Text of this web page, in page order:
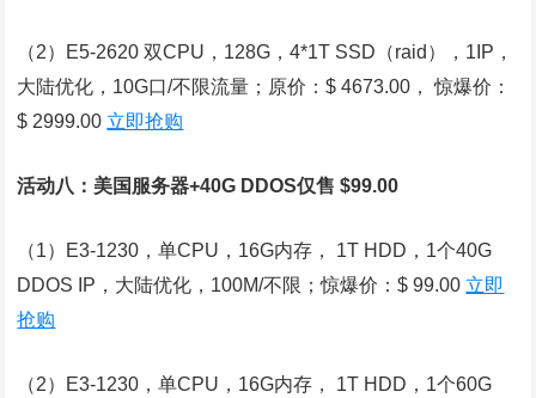
（2）E5-2620 双CPU，128G，4*1T SSD（raid），1IP，
大陆优化，10G口/不限流量；原价：$ 4673.00， 惊爆价：
$ 2999.00 立即抢购
活动八：美国服务器+40G DDOS仅售 $99.00
（1）E3-1230，单CPU，16G内存， 1T HDD，1个40G
DDOS IP，大陆优化，100M/不限；惊爆价：$ 99.00 立即
抢购
（2）E3-1230，单CPU，16G内存， 1T HDD，1个60G